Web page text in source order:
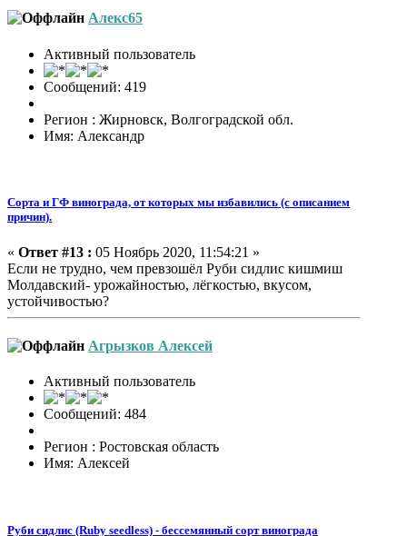
Алекс65
Активный пользователь
Сообщений: 419
Регион : Жирновск, Волгоградской обл.
Имя: Александр
Сорта и ГФ винограда, от которых мы избавились (с описанием
причин).
« Ответ #13 : 05 Ноябрь 2020, 11:54:21 »
Если не трудно, чем превзошёл Руби сидлис кишмиш
Молдавский- урожайностью, лёгкостью, вкусом,
устойчивостью?
Агрызков Алексей
Активный пользователь
Сообщений: 484
Регион : Ростовская область
Имя: Алексей
Руби сидлис (Ruby seedless) - бессемянный сорт винограда